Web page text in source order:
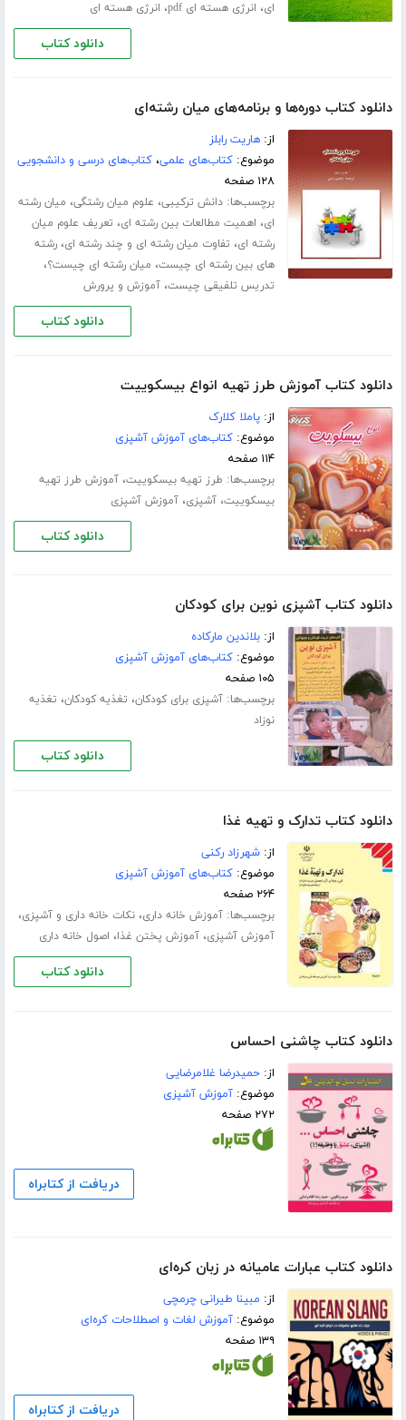
ای، انرژی هسته ای pdf ، انرژی هسته ای
دانلود کتاب
دانلود کتاب دوره‌ها و برنامه‌های میان رشته‌ای
از:هاریت رابلز
موضوع:کتاب‌های علمی،کتاب‌های درسی و دانشجویی
۱۲۸ صفحه
برچسب‌ها:دانش ترکیبی، علوم میان رشتگی، میان رشته
ای، اهمیت مطالعات بین رشته ای، تعریف علوم میان
رشته ای، تفاوت میان رشته ای و چند رشته ای،رشته
های بین رشته ای چیست، میان رشته ای چیست؟،
تدریس تلفیقی چیست،آموزش و پرورش
دانلود کتاب
دانلود کتاب آموزش طرز تهیه انواع بیسکوییت
از:پاملا کلارک
موضوع:کتاب‌های آموزش آشپزی
۱۱۴ صفحه
برچسب‌ها: طرز تهیه بیسکوییت،آموزش طرز تهیه
بیسکوییت،آشپزی،آموزش آشپزی
دانلود کتاب
دانلود کتاب آشپزی نوین برای کودکان
از:بلاندین مارکاده
موضوع:کتاب‌های آموزش آشپزی
۱۰۵ صفحه
برچسب‌ها:آشپزی برای کودکان، تغذیه کودکان، تغذیه
نوزاد
دانلود کتاب
دانلود کتاب تدارک و تهیه غذا
از:شهرزاد رکنی
موضوع:کتاب‌های آموزش آشپزی
۲۶۴ صفحه
برچسب‌ها:آموزش خانه داری،نکات خانه داری و آشپزی،
آموزش آشپزی،آموزش پختن غذا، اصول خانه داری
دانلود کتاب
دانلود کتاب چاشنی احساس
از:حمیدرضا غلامرضایی
موضوع:آموزش آشپزی
۲۷۲ صفحه
دریافت از کتابراه
دانلود کتاب عبارات عامیانه در زبان کره‌ای
از: مبینا طیرانی چرمچی
موضوع:آموزش لغات و اصطلاحات کره‌ای
۱۳۹ صفحه
دریافت از کتابراه